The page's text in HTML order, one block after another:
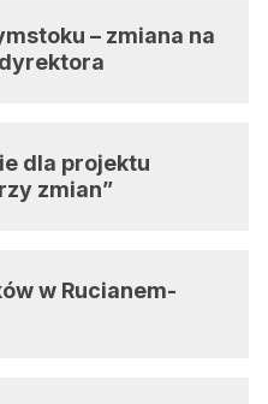
– zmiana na
dla projektu
zmian”
w Rucianem-